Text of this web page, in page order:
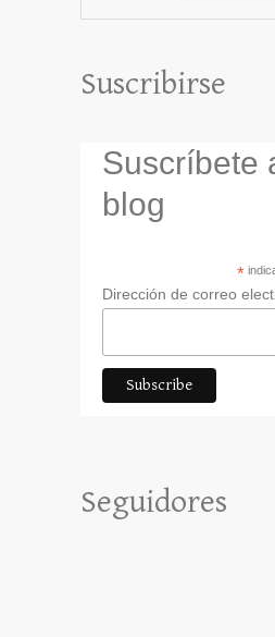
Suscribirse
Suscríbete
blog
*
Dirección de correo
Seguidores